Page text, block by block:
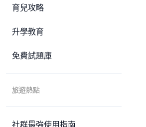
育兒攻略
升學教育
免費試題庫
旅遊熱點
社群最強使用指南